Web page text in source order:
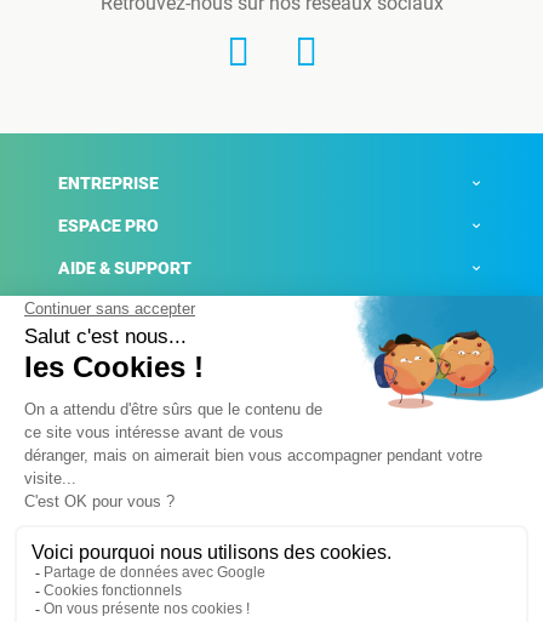
ENTREPRISE
ESPACE PRO
AIDE & SUPPORT
ACTUALITÉS
Mentions légales
Conditions générales de ventes